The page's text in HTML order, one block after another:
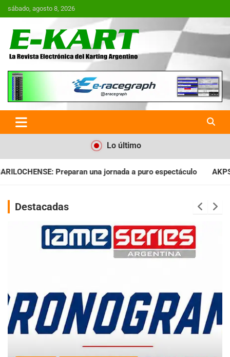
Saltar
al
sábado, agosto 8, 2026
E-Kart.com.ar | La Revista
Electrónica del Karting en
Argentina
Lo último
a puro espectáculo AKPS: Intervino la IGJ y oficializó el
Destacadas